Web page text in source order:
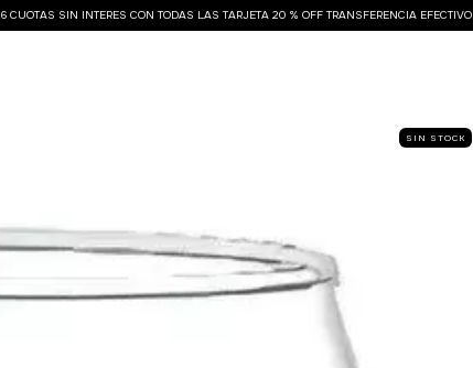
6 CUOTAS SIN INTERES CON TODAS LAS TARJETA 20 % OFF TRANSFERENCIA EFECTIVO
SIN STOCK